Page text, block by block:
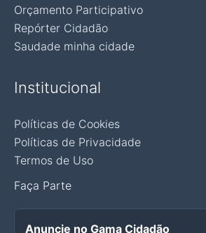
Orçamento Participativo
Repórter Cidadão
Saudade minha cidade
Institucional
Políticas de Cookies
Políticas de Privacidade
Termos de Uso
Faça Parte
Anuncie no Gama Cidadão